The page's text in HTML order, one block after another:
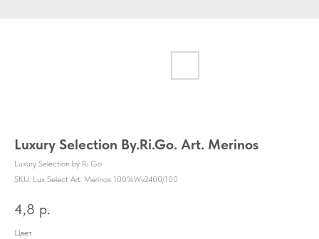
Luxury Selection By.Ri.Go. Art. Merinos
Luxury Selection by Ri Go
SKU: Lux Select Art. Merinos 100%Wv2400/100
4,8 р.
Цвет